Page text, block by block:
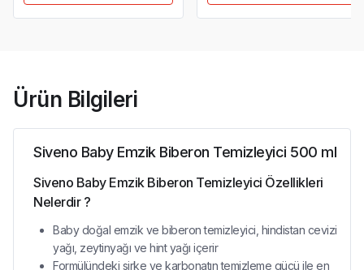
Ürün Bilgileri
Siveno Baby Emzik Biberon Temizleyici 500 ml
Siveno Baby Emzik Biberon Temizleyici Özellikleri
Nelerdir ?
Baby doğal emzik ve biberon temizleyici, hindistan cevizi
yağı, zeytinyağı ve hint yağı içerir
Formülündeki sirke ve karbonatın temizleme gücü ile en